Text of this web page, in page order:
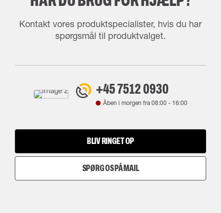
Kontakt vores produktspecialister, hvis du har
spørgsmål til produktvalget.
+45 7512 0930
Åben i morgen fra08:00 - 16:00
BLIV RINGET OP
SPØRG OS PÅ MAIL